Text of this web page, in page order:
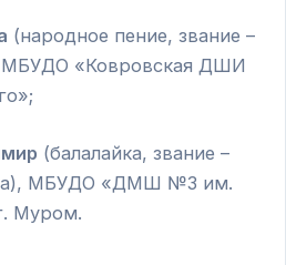
(народное пение, звание –
МБУДО «Ковровская ДШИ
(балалайка, звание –
МБУДО «ДМШ №3 им.
Муром.